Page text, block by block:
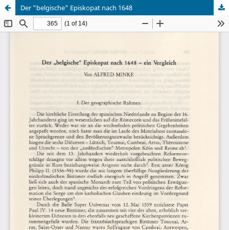
Der "belgische" Episkopat nach 1648